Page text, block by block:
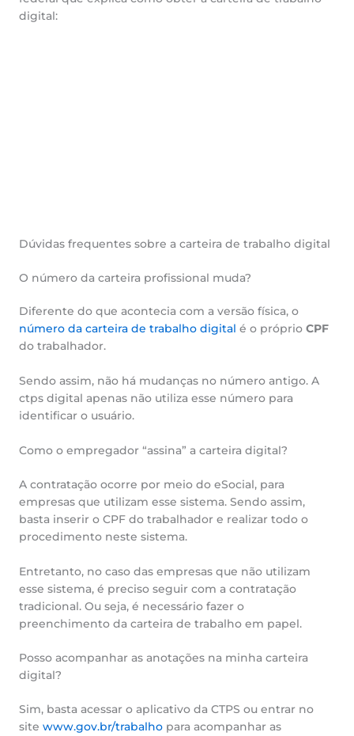
digital:
Dúvidas frequentes sobre a carteira de trabalho digital
O número da carteira profissional muda?
Diferente do que acontecia com a versão física, o
número da carteira de trabalho digital é o próprio CPF
do trabalhador.
Sendo assim, não há mudanças no número antigo. A
ctps digital apenas não utiliza esse número para
identificar o usuário.
Como o empregador “assina” a carteira digital?
A contratação ocorre por meio do eSocial, para
empresas que utilizam esse sistema. Sendo assim,
basta inserir o CPF do trabalhador e realizar todo o
procedimento neste sistema.
Entretanto, no caso das empresas que não utilizam
esse sistema, é preciso seguir com a contratação
tradicional. Ou seja, é necessário fazer o
preenchimento da carteira de trabalho em papel.
Posso acompanhar as anotações na minha carteira
digital?
Sim, basta acessar o aplicativo da CTPS ou entrar no
site www.gov.br/trabalho para acompanhar as